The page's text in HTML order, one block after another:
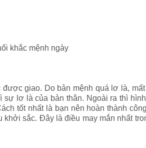
khắc mệnh ngày
giao. Do bản mệnh quá lơ là,
lơ là của bản thân. Ngoài ra thì
tốt nhất là bạn nên hoàn thành
sắc. Đây là điều may mắn nhất